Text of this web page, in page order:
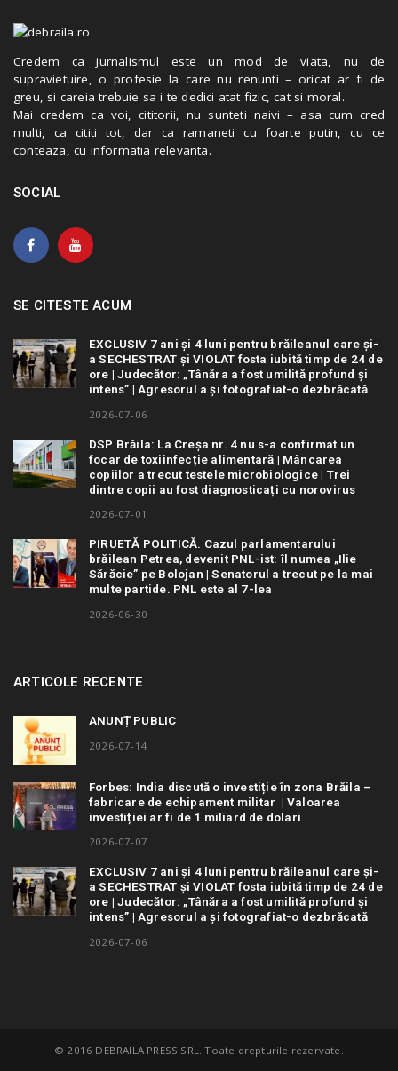
Credem ca jurnalismul este un mod de viata, nu de
supravietuire, o profesie la care nu renunti – oricat ar fi de
greu, si careia trebuie sa i te dedici atat fizic, cat si moral.
Mai credem ca voi, cititorii, nu sunteti naivi – asa cum cred
multi, ca cititi tot, dar ca ramaneti cu foarte putin, cu ce
conteaza, cu informatia relevanta.
SOCIAL
SE CITESTE ACUM
EXCLUSIV 7 ani și 4 luni pentru brăileanul care și-
a SECHESTRAT și VIOLAT fosta iubită timp de 24 de
ore | Judecător: „Tânăra a fost umilită profund și
intens” | Agresorul a și fotografiat-o dezbrăcată
2026-07-06
DSP Brăila: La Creșa nr. 4 nu s-a confirmat un
focar de toxiinfecție alimentară | Mâncarea
copiilor a trecut testele microbiologice | Trei
dintre copii au fost diagnosticați cu norovirus
2026-07-01
PIRUETĂ POLITICĂ. Cazul parlamentarului
brăilean Petrea, devenit PNL-ist: îl numea „Ilie
Sărăcie” pe Bolojan | Senatorul a trecut pe la mai
multe partide. PNL este al 7-lea
2026-06-30
ARTICOLE RECENTE
ANUNȚ PUBLIC
2026-07-14
Forbes: India discută o investiție în zona Brăila –
fabricare de echipament militar | Valoarea
investiției ar fi de 1 miliard de dolari
2026-07-07
EXCLUSIV 7 ani și 4 luni pentru brăileanul care și-
a SECHESTRAT și VIOLAT fosta iubită timp de 24 de
ore | Judecător: „Tânăra a fost umilită profund și
intens” | Agresorul a și fotografiat-o dezbrăcată
2026-07-06
© 2016 DEBRAILA PRESS SRL. Toate drepturile rezervate.